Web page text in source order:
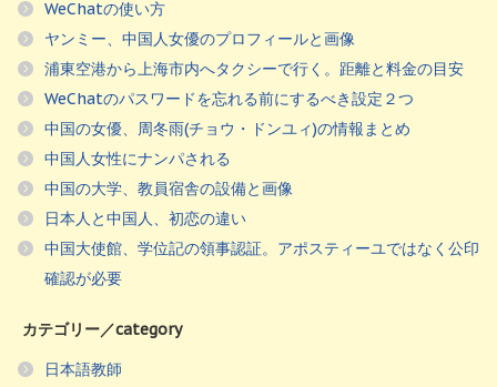
WeChatの使い方
ヤンミー、中国人女優のプロフィールと画像
浦東空港から上海市内へタクシーで行く。距離と料金の目安
WeChatのパスワードを忘れる前にするべき設定２つ
中国の女優、周冬雨(チョウ・ドンユィ)の情報まとめ
中国人女性にナンパされる
中国の大学、教員宿舎の設備と画像
日本人と中国人、初恋の違い
中国大使館、学位記の領事認証。アポスティーユではなく公印
確認が必要
カテゴリー／category
日本語教師